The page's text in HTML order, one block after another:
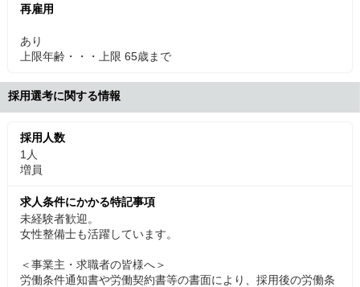
再雇用
あり
上限年齢・・・上限 65歳まで
採用選考に関する情報
採用人数
1人
増員
求人条件にかかる特記事項
未経験者歓迎。
女性整備士も活躍しています。
＜事業主・求職者の皆様へ＞
労働条件通知書や労働契約書等の書面により、採用後の労働条